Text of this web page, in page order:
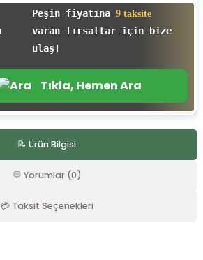
Peşin fiyatına 9 taksite
varan fırsatlar için bize
ulaş!
Tıkla, Hemen Ara
📝 Ürün Bilgisi
💬 Yorumlar (0)
💳 Taksit Seçenekleri